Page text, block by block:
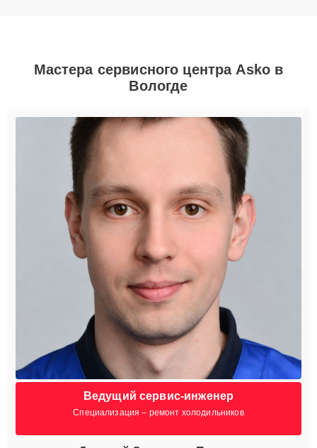
Мастера сервисного центра Asko в
Вологде
Ведущий сервис-инженер
Специализация – ремонт холодильников